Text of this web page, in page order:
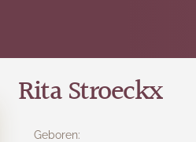
Rita Stroeckx
Geboren: